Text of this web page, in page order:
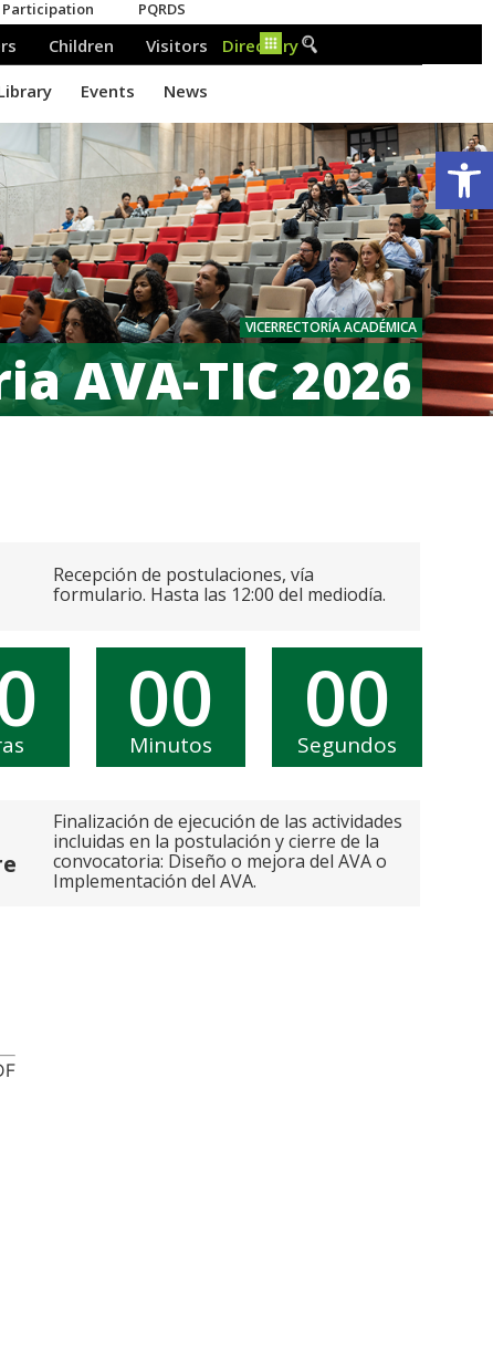
VICERRECTORÍA ACADÉMICA
AVA-TIC 2026
Recepción de postulaciones, vía
formulario. Hasta las 12:00 del mediodía.
00
Minutos 00
Segundos
Finalización de ejecución de las actividades
incluidas en la postulación y cierre de la
convocatoria: Diseño o mejora del AVA o
Implementación del AVA.